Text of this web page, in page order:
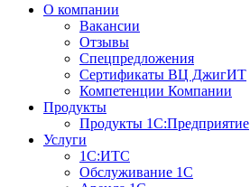
О компании
Вакансии
Отзывы
Спецпредложения
Сертификаты ВЦ ДжигИТ
Компетенции Компании
Продукты
Продукты 1С:Предприятие
Услуги
1С:ИТС
Обслуживание 1С